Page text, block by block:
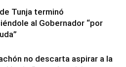
Tunja terminó
al Gobernador “por
no descarta aspirar a la